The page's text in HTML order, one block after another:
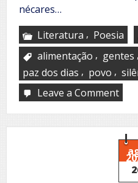
nécares…
Literatura , Poesia
alimentação , gentes ,
paz dos dias , povo ,
Leave a Commenton